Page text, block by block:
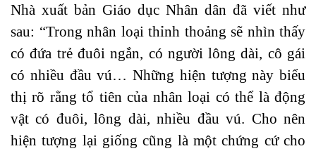
Nhà xuất bản Giáo dục Nhân dân đã viết như
sau: “Trong nhân loại thỉnh thoảng sẽ nhìn thấy
có đứa trẻ đuôi ngắn, có người lông dài, cô gái
có nhiều đầu vú… Những hiện tượng này biểu
thị rõ rằng tổ tiên của nhân loại có thể là động
vật có đuôi, lông dài, nhiều đầu vú. Cho nên
hiện tượng lại giống cũng là một chứng cứ cho